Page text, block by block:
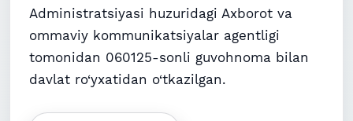
Administratsiyasi huzuridagi Axborot va
ommaviy kommunikatsiyalar agentligi
tomonidan 060125-sonli guvohnoma bilan
davlat ro‘yxatidan o‘tkazilgan.